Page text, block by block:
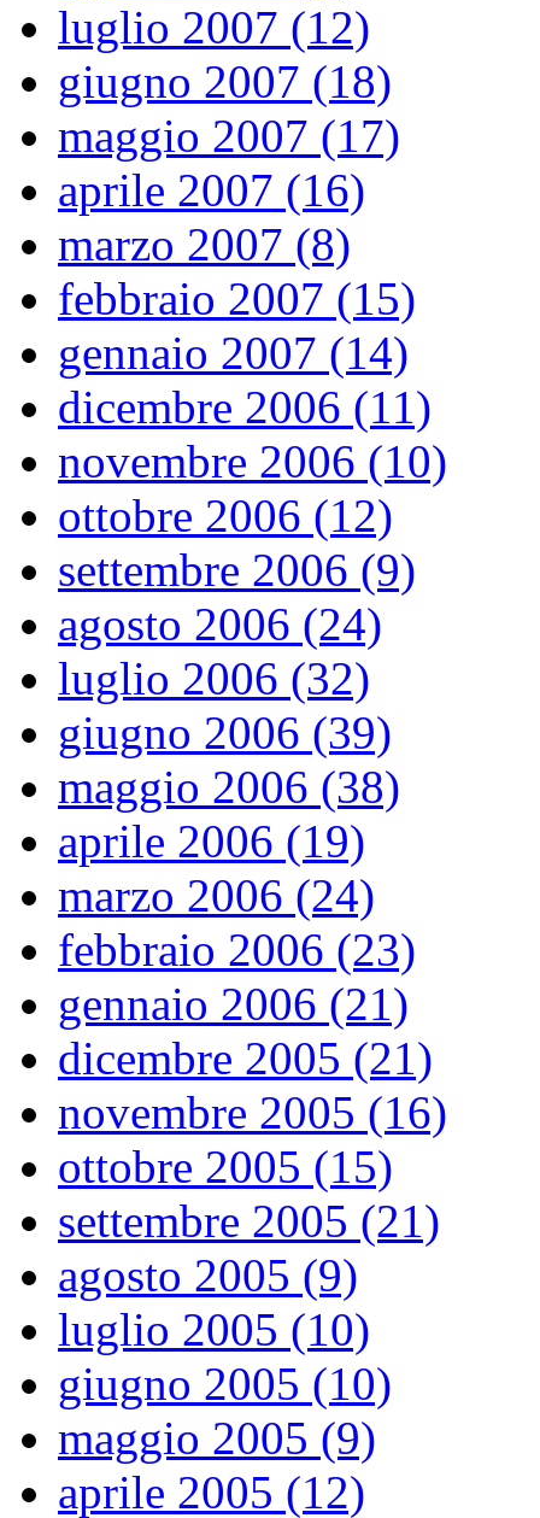
luglio 2007 (12)
giugno 2007 (18)
maggio 2007 (17)
aprile 2007 (16)
marzo 2007 (8)
febbraio 2007 (15)
gennaio 2007 (14)
dicembre 2006 (11)
novembre 2006 (10)
ottobre 2006 (12)
settembre 2006 (9)
agosto 2006 (24)
luglio 2006 (32)
giugno 2006 (39)
maggio 2006 (38)
aprile 2006 (19)
marzo 2006 (24)
febbraio 2006 (23)
gennaio 2006 (21)
dicembre 2005 (21)
novembre 2005 (16)
ottobre 2005 (15)
settembre 2005 (21)
agosto 2005 (9)
luglio 2005 (10)
giugno 2005 (10)
maggio 2005 (9)
aprile 2005 (12)